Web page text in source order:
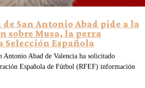
San Antonio Abad pide a la
sobre Musa, la perra
Selección Española
Antonio Abad de Valencia ha solicitado
Española de Fútbol (RFEF) información